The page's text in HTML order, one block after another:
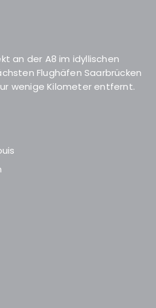
an der A8 im idyllischen
Flughäfen Saarbrücken
wenige Kilometer entfernt.